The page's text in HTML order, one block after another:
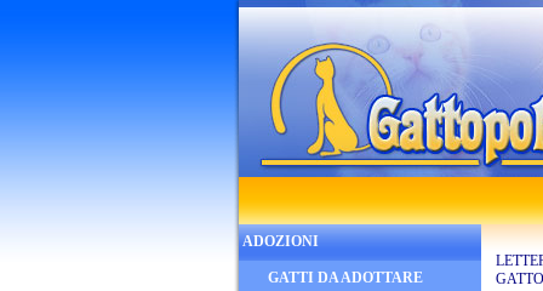
ADOZIONI
GATTI DA ADOTTARE